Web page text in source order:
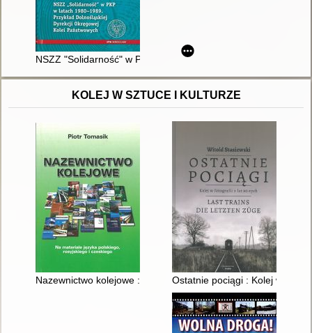
NSZZ "Solidarność" w PKP w latach 1980-1989 : przykład
KOLEJ W SZTUCE I KULTURZE
Nazewnictwo kolejowe : (na materiale języka polskiego,
Ostatnie pociągi : Kolej w